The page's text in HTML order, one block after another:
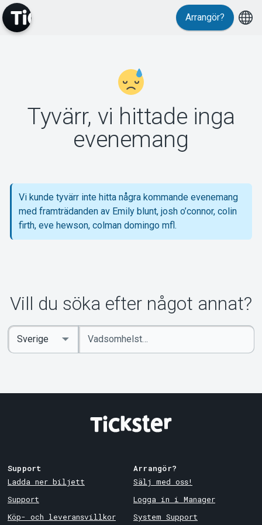
Support
Om Tickster
Arrangör?
Tyvärr, vi hittade inga
evenemang
Vi kunde tyvärr inte hitta några kommande evenemang
med framträdanden av Emily blunt, josh o’connor, colin
firth, eve hewson, colman domingo mfl.
Vill du söka efter något annat?
Ange
sökord
Select
Country
Support
Ladda ner biljett
Support
Köp- och leveransvillkor
Arrangör?
Sälj med oss!
Logga in i Manager
System Support